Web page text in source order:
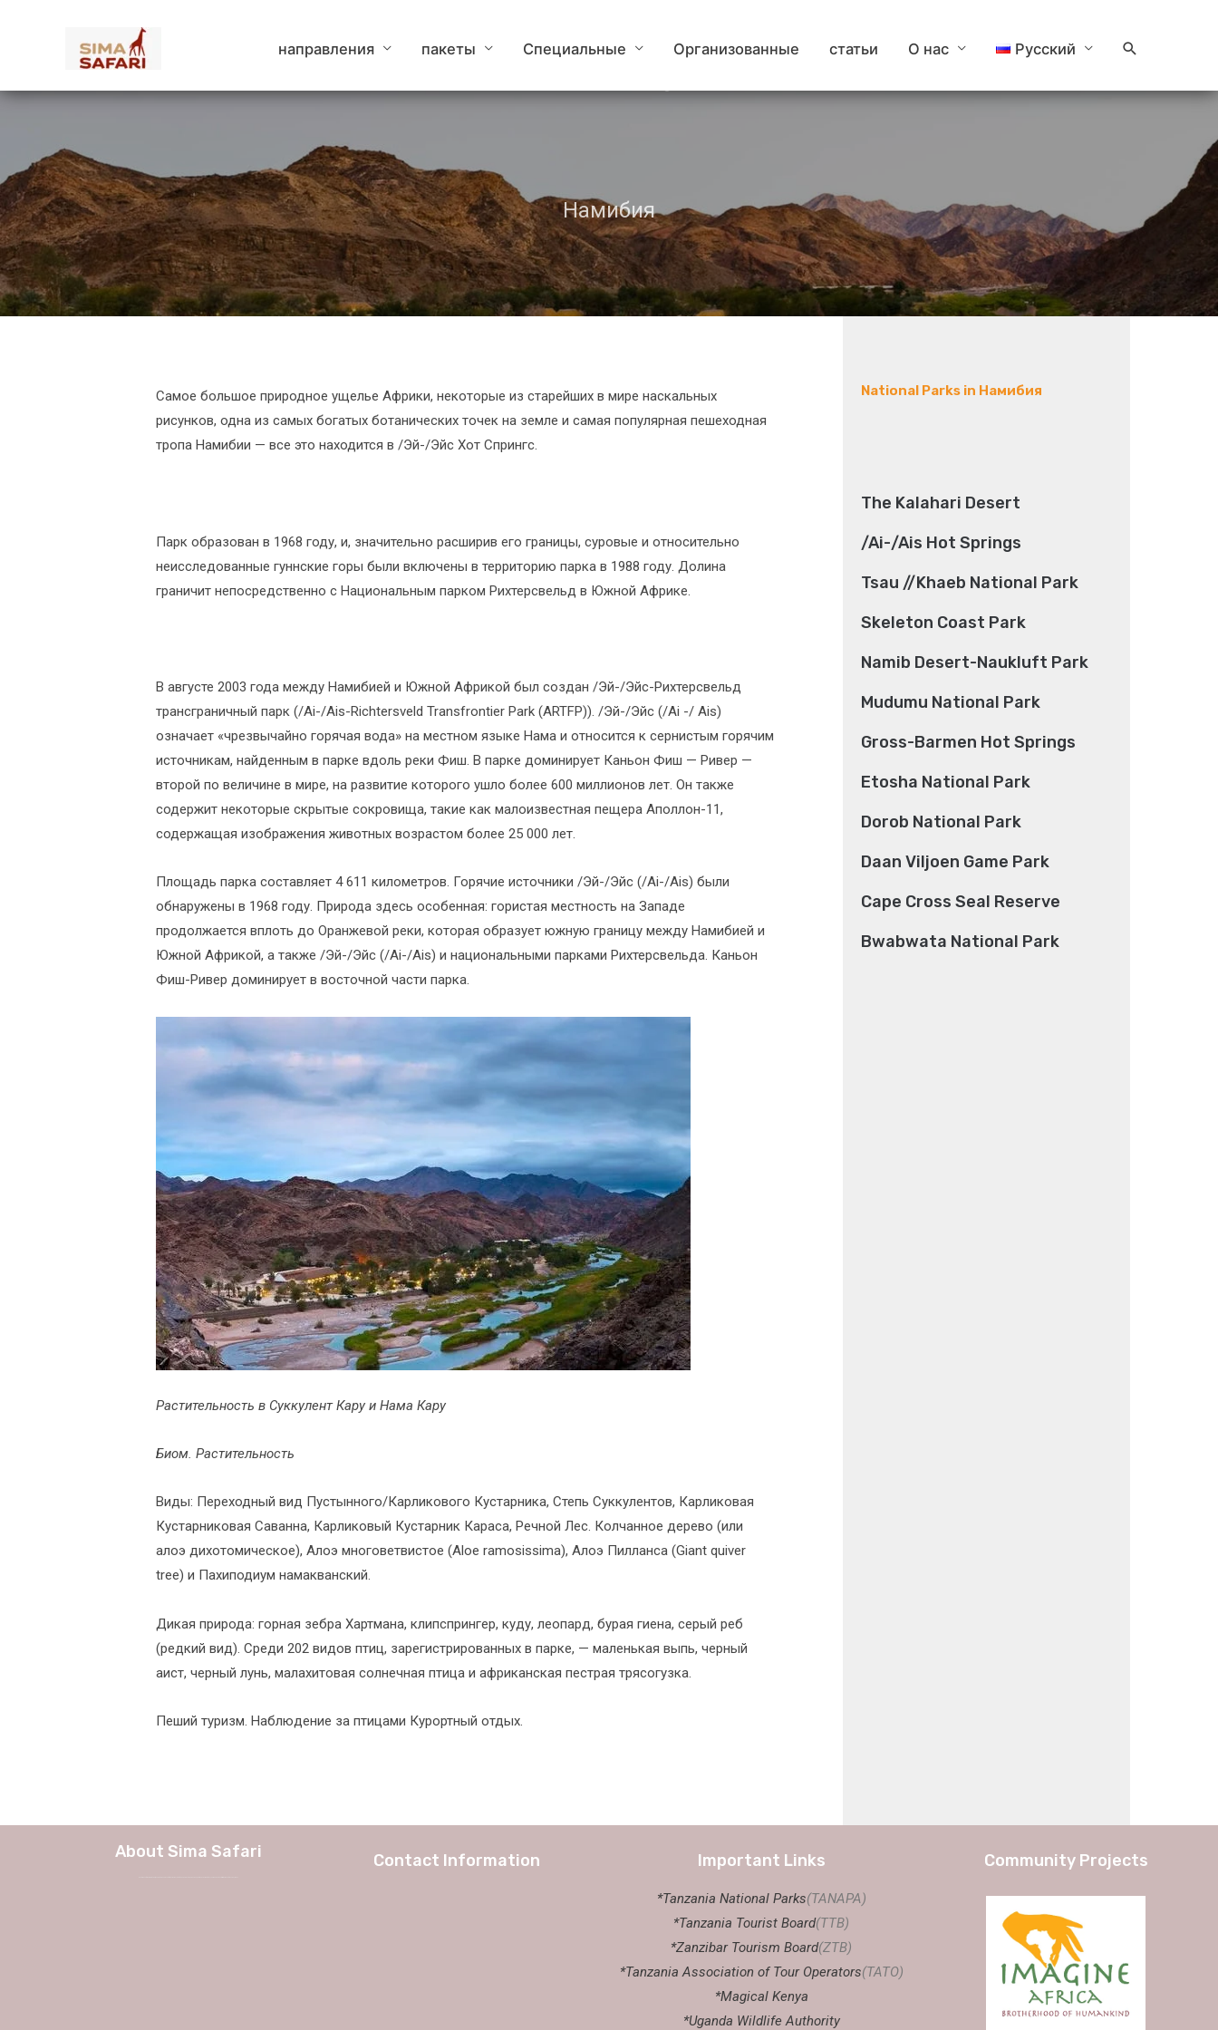
содержимому
направления пакеты Специальные Организованные статьи О нас Русский Поиск
Намибия
Самое большое природное ущелье Африки, некоторые из старейших в мире наскальных
рисунков, одна из самых богатых ботанических точек на земле и самая популярная пешеходная
тропа Намибии — все это находится в /Эй-/Эйс Хот Спрингс.
Парк образован в 1968 году, и, значительно расширив его границы, суровые и относительно
неисследованные гуннские горы были включены в территорию парка в 1988 году. Долина
граничит непосредственно с Национальным парком Рихтерсвельд в Южной Африке.
В августе 2003 года между Намибией и Южной Африкой был создан /Эй-/Эйс-Рихтерсвельд
трансграничный парк (/Ai-/Ais-Richtersveld Transfrontier Park (ARTFP)). /Эй-/Эйс (/Ai -/ Ais)
означает «чрезвычайно горячая вода» на местном языке Нама и относится к сернистым горячим
источникам, найденным в парке вдоль реки Фиш. В парке доминирует Каньон Фиш — Ривер —
второй по величине в мире, на развитие которого ушло более 600 миллионов лет. Он также
содержит некоторые скрытые сокровища, такие как малоизвестная пещера Аполлон-11,
содержащая изображения животных возрастом более 25 000 лет.
Площадь парка составляет 4 611 километров. Горячие источники /Эй-/Эйс (/Ai-/Ais) были
обнаружены в 1968 году. Природа здесь особенная: гористая местность на Западе
продолжается вплоть до Оранжевой реки, которая образует южную границу между Намибией и
Южной Африкой, а также /Эй-/Эйс (/Ai-/Ais) и национальными парками Рихтерсвельда. Каньон
Фиш-Ривер доминирует в восточной части парка.
Растительность в Суккулент Кару и Нама Кару
Биом. Растительность
Виды: Переходный вид Пустынного/Карликового Кустарника, Степь Суккулентов, Карликовая
Кустарниковая Саванна, Карликовый Кустарник Караса, Речной Лес. Колчанное дерево (или
алоэ дихотомическое), Алоэ многоветвистое (Aloe ramosissima), Алоэ Пилланса (Giant quiver
tree) и Пахиподиум намакванский.
Дикая природа: горная зебра Хартмана, клипспрингер, куду, леопард, бурая гиена, серый реб
(редкий вид). Среди 202 видов птиц, зарегистрированных в парке, — маленькая выпь, черный
аист, черный лунь, малахитовая солнечная птица и африканская пестрая трясогузка.
Пеший туризм. Наблюдение за птицами Курортный отдых.
National Parks in Намибия
The Kalahari Desert
/Ai-/Ais Hot Springs
Tsau //Khaeb National Park
Skeleton Coast Park
Namib Desert-Naukluft Park
Mudumu National Park
Gross-Barmen Hot Springs
Etosha National Park
Dorob National Park
Daan Viljoen Game Park
Cape Cross Seal Reserve
Bwabwata National Park
About Sima Safari Contact Information Important Links
*Tanzania National Parks(TANAPA)
*Tanzania Tourist Board(TTB)
*Zanzibar Tourism Board(ZTB)
*Tanzania Association of Tour Operators(TATO)
*Magical Kenya
*Uganda Wildlife Authority
Community Projects